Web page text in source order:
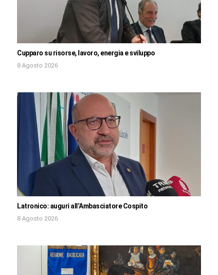
Cupparo su risorse, lavoro, energia e sviluppo
8 Agosto 2026
Latronico: auguri all’Ambasciatore Cospito
8 Agosto 2026